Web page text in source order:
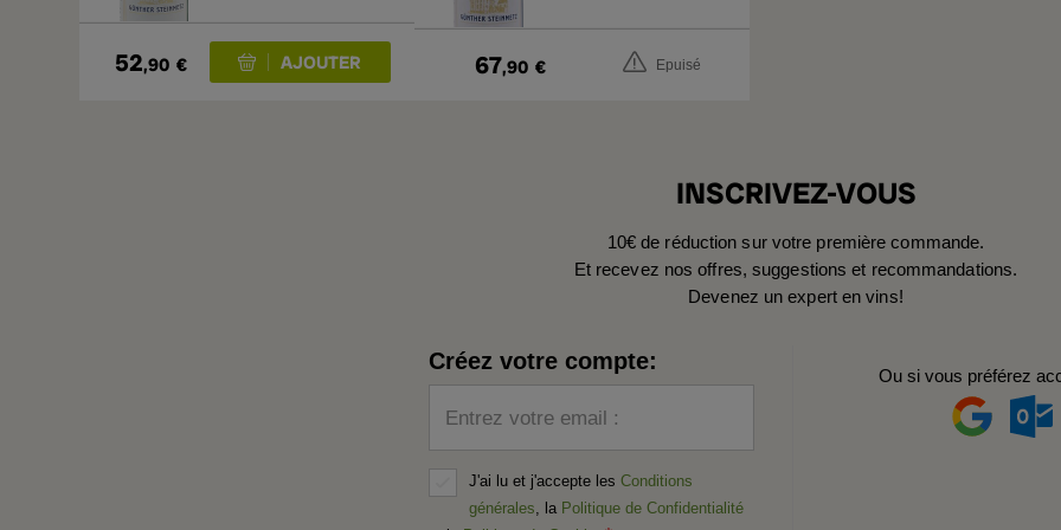
52,90 €
Monopollage
67,90 € Epuisé
INSCRIVEZ-VOUS
10€ de réduction sur votre première commande.
Et recevez nos offres, suggestions et recommandations.
Devenez un expert en vins!
Créez votre compte:
Entrez votre email :
J'ai lu et j'accepte les Conditions
générales, la Politique de Confidentialité
Ou si vous préférez